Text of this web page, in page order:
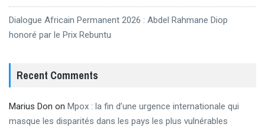
Dialogue Africain Permanent 2026 : Abdel Rahmane Diop
honoré par le Prix Rebuntu
Recent Comments
Marius Don on Mpox : la fin d’une urgence internationale qui
masque les disparités dans les pays les plus vulnérables